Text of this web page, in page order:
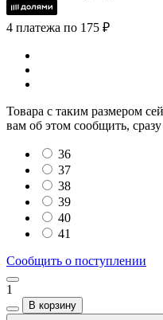
4 платежа по 175 ₽
Товара с таким размером
вам об этом сообщить,
36
37
38
39
40
41
Сообщить о поступлении
1
В корзину